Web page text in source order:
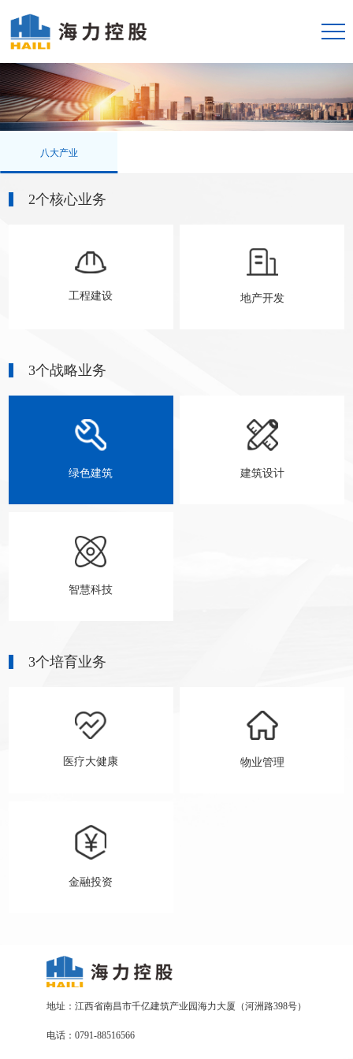
八大产业
2个核心业务
工程建设 地产开发
3个战略业务
绿色建筑 建筑设计
智慧科技
3个培育业务
医疗大健康 物业管理
金融投资
地址：江西省南昌市千亿建筑产业园海力大厦（河洲路398号）
电话：0791-88516566